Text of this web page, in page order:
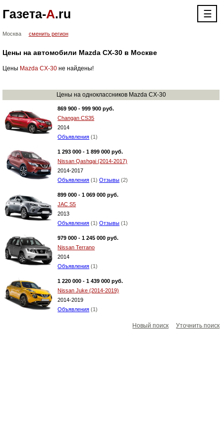
Газета-А.ru ☰
Москва сменить регион
Цены на автомобили Mazda CX-30 в Москве
Цены Mazda CX-30не найдены!
Цены на одноклассников Mazda CX-30
869 900 - 999 900 руб.
Changan CS35
2014
Объявления (1)
1 293 000 - 1 899 000 руб.
Nissan Qashqai (2014-2017)
2014-2017
Объявления (1) Отзывы (2)
899 000 - 1 069 000 руб.
JAC S5
2013
Объявления (1) Отзывы (1)
979 000 - 1 245 000 руб.
Nissan Terrano
2014
Объявления (1)
1 220 000 - 1 439 000 руб.
Nissan Juke (2014-2019)
2014-2019
Объявления (1)
Новый поиск Уточнить поиск